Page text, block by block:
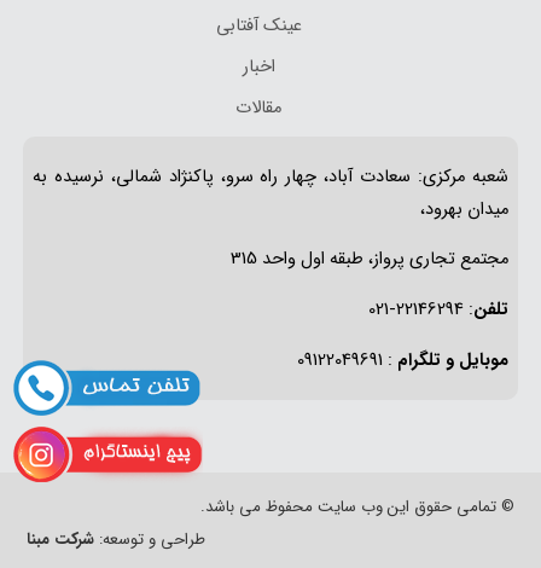
عینک آفتابی
اخبار
مقالات
شعبه مرکزی: سعادت آباد، چهار راه سرو، پاکنژاد شمالی، نرسیده به
میدان بهرود،
مجتمع تجاری پرواز، طبقه اول واحد 315
تلفن: 22146294-021
موبایل و تلگرام : 09122049691
© تمامی حقوق این وب سایت محفوظ می باشد.
طراحی و توسعه: شرکت مبنا